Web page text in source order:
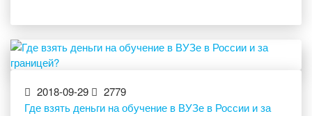
2018-09-29
2779
Где взять деньги на обучение в ВУЗе в России и за